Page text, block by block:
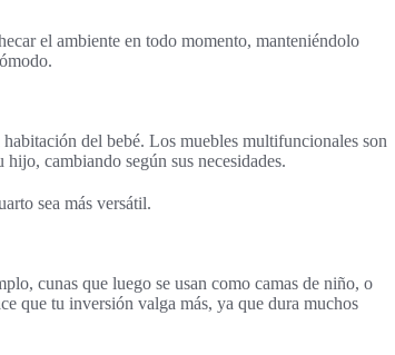
el ambiente en todo momento, manteniéndolo
del bebé. Los muebles multifuncionales son
cambiando según sus necesidades.
sea más versátil.
cunas que luego se usan como camas de niño, o
que tu inversión valga más, ya que dura muchos